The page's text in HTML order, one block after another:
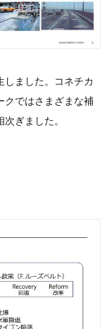
しました。コネチカ
クではさまざまな補
ぎました。